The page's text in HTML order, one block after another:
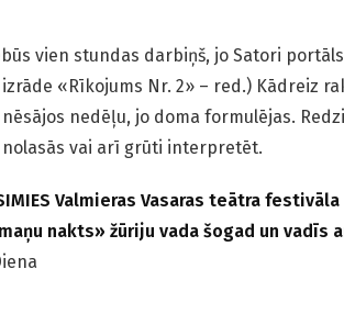
vien stundas darbiņš, jo Satori
«Rīkojums Nr. 2» – red.) Kādreiz
nedēļu, jo doma formulējas.
nolasās vai arī grūti interpretēt.
Valmieras Vasaras teātra
nakts» žūriju vada šogad un vadīs